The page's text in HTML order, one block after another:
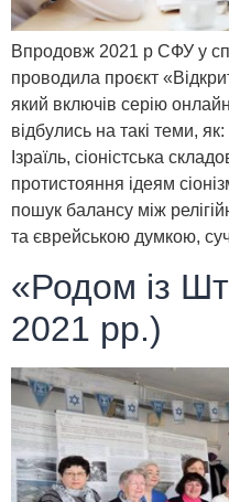
Впродовж 2021 р СФУ у
проводила проєкт
який включів серію
відбулись на такі теми,
Ізраїль, сіоністська
протистояння ідеям
пошук балансу між
та єврейською думкою,
«Родом із
2021 pр.)